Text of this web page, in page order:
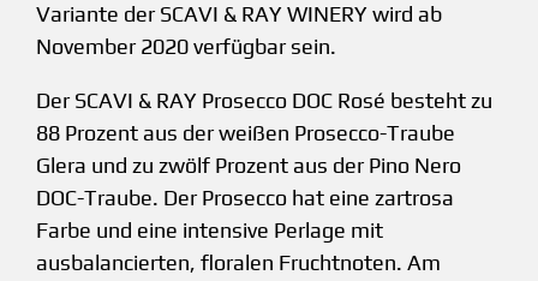
Variante der SCAVI & RAY WINERY wird ab
November 2020 verfügbar sein.
Der SCAVI & RAY Prosecco DOC Rosé besteht zu
88 Prozent aus der weißen Prosecco-Traube
Glera und zu zwölf Prozent aus der Pino Nero
DOC-Traube. Der Prosecco hat eine zartrosa
Farbe und eine intensive Perlage mit
ausbalancierten, floralen Fruchtnoten. Am